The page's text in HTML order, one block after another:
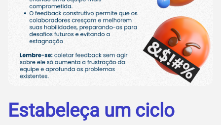
Estabeleça um ciclo